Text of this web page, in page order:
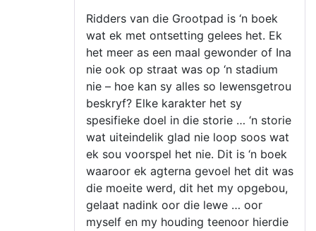
Ridders van die Grootpad is ‘n boek
wat ek met ontsetting gelees het. Ek
het meer as een maal gewonder of Ina
nie ook op straat was op ‘n stadium
nie – hoe kan sy alles so lewensgetrou
beskryf? Elke karakter het sy
spesifieke doel in die storie … ‘n storie
wat uiteindelik glad nie loop soos wat
ek sou voorspel het nie. Dit is ‘n boek
waaroor ek agterna gevoel het dit was
die moeite werd, dit het my opgebou,
gelaat nadink oor die lewe … oor
myself en my houding teenoor hierdie